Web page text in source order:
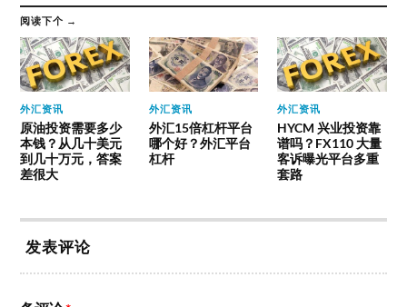
阅读下个 →
外汇资讯
原油投资需要多少
本钱？从几十美元
到几十万元，答案
差很大
外汇资讯
外汇15倍杠杆平台
哪个好？外汇平台
杠杆
外汇资讯
HYCM 兴业投资靠
谱吗？FX110 大量
客诉曝光平台多重
套路
发表评论